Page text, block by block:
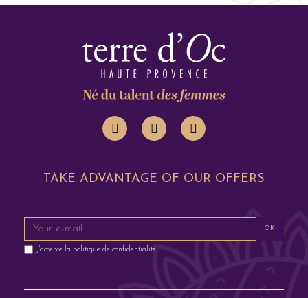
TAKE ADVANTAGE OF OUR OFFERS
OK
J'accepte la politique de confidentialité